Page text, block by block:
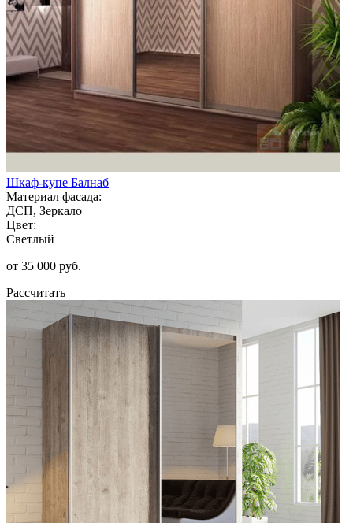
Шкаф-купе Балнаб
Материал фасада:
ДСП, Зеркало
Цвет:
Светлый
от 35 000 руб.
Рассчитать